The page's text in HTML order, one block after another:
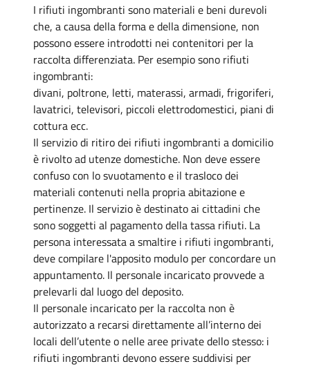
I rifiuti ingombranti sono materiali e beni durevoli
che, a causa della forma e della dimensione, non
possono essere introdotti nei contenitori per la
raccolta differenziata. Per esempio sono rifiuti
ingombranti:
divani, poltrone, letti, materassi, armadi, frigoriferi,
lavatrici, televisori, piccoli elettrodomestici, piani di
cottura ecc.
Il servizio di ritiro dei rifiuti ingombranti a domicilio
è rivolto ad utenze domestiche. Non deve essere
confuso con lo svuotamento e il trasloco dei
materiali contenuti nella propria abitazione e
pertinenze. Il servizio è destinato ai cittadini che
sono soggetti al pagamento della tassa rifiuti. La
persona interessata a smaltire i rifiuti ingombranti,
deve compilare l'apposito modulo per concordare un
appuntamento. Il personale incaricato provvede a
prelevarli dal luogo del deposito.
Il personale incaricato per la raccolta non è
autorizzato a recarsi direttamente all’interno dei
locali dell’utente o nelle aree private dello stesso: i
rifiuti ingombranti devono essere suddivisi per